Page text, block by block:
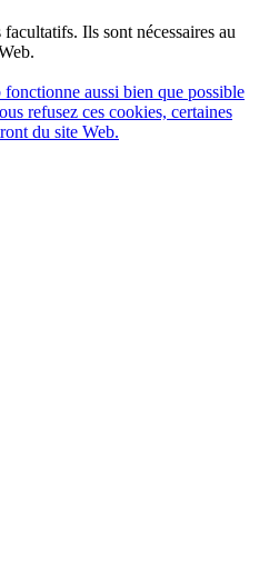
Ils sont nécessaires au
aussi bien que possible
refusez ces cookies, certaines
du site Web.